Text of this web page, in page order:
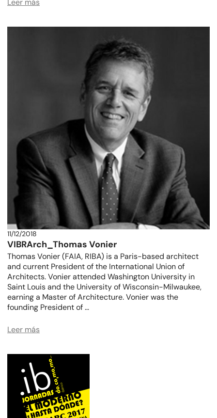
Leer más
11/12/2018
VIBRArch_Thomas Vonier
Thomas Vonier (FAIA, RIBA) is a Paris-based architect
and current President of the International Union of
Architects. Vonier attended Washington University in
Saint Louis and the University of Wisconsin-Milwaukee,
earning a Master of Architecture. Vonier was the
founding President of …
Leer más